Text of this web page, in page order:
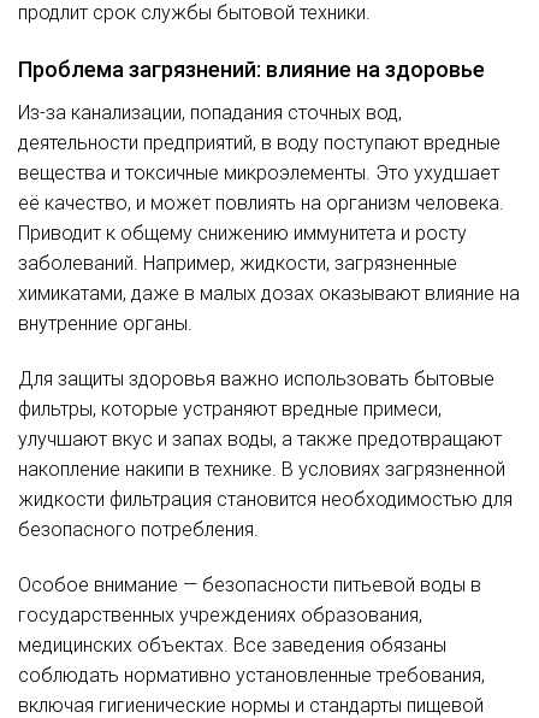
продлит срок службы бытовой техники.
Проблема загрязнений: влияние на здоровье
Из-за канализации, попадания сточных вод,
деятельности предприятий, в воду поступают вредные
вещества и токсичные микроэлементы. Это ухудшает
её качество, и может повлиять на организм человека.
Приводит к общему снижению иммунитета и росту
заболеваний. Например, жидкости, загрязненные
химикатами, даже в малых дозах оказывают влияние на
внутренние органы.
Для защиты здоровья важно использовать бытовые
фильтры, которые устраняют вредные примеси,
улучшают вкус и запах воды, а также предотвращают
накопление накипи в технике. В условиях загрязненной
жидкости фильтрация становится необходимостью для
безопасного потребления.
Особое внимание — безопасности питьевой воды в
государственных учреждениях образования,
медицинских объектах. Все заведения обязаны
соблюдать нормативно установленные требования,
включая гигиенические нормы и стандарты пищевой